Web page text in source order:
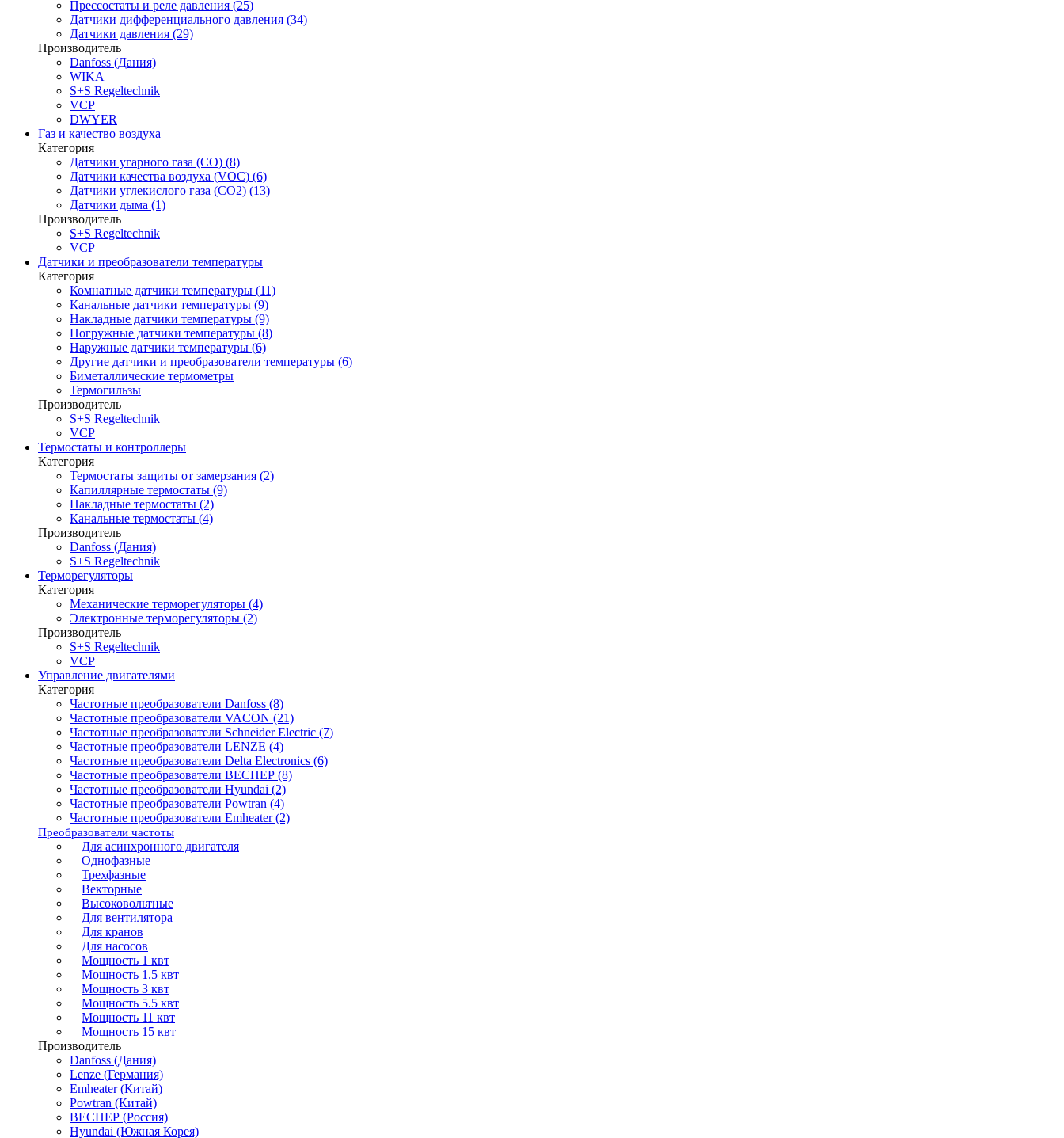
Прессостаты и реле давления (25)
Датчики дифференциального давления (34)
Датчики давления (29)
Производитель
Danfoss (Дания)
WIKA
S+S Regeltechnik
VCP
DWYER
Газ и качество воздуха
Категория
Датчики угарного газа (CO) (8)
Датчики качества воздуха (VOC) (6)
Датчики углекислого газа (CO2) (13)
Датчики дыма (1)
Производитель
S+S Regeltechnik
VCP
Датчики и преобразователи температуры
Категория
Комнатные датчики температуры (11)
Канальные датчики температуры (9)
Накладные датчики температуры (9)
Погружные датчики температуры (8)
Наружные датчики температуры (6)
Другие датчики и преобразователи температуры (6)
Биметаллические термометры
Термогильзы
Производитель
S+S Regeltechnik
VCP
Термостаты и контроллеры
Категория
Термостаты защиты от замерзания (2)
Капиллярные термостаты (9)
Накладные термостаты (2)
Канальные термостаты (4)
Производитель
Danfoss (Дания)
S+S Regeltechnik
Терморегуляторы
Категория
Механические терморегуляторы (4)
Электронные терморегуляторы (2)
Производитель
S+S Regeltechnik
VCP
Управление двигателями
Категория
Частотные преобразователи Danfoss (8)
Частотные преобразователи VACON (21)
Частотные преобразователи Schneider Electric (7)
Частотные преобразователи LENZE (4)
Частотные преобразователи Delta Electronics (6)
Частотные преобразователи ВЕСПЕР (8)
Частотные преобразователи Hyundai (2)
Частотные преобразователи Powtran (4)
Частотные преобразователи Emheater (2)
Преобразователи частоты
Для асинхронного двигателя
Однофазные
Трехфазные
Векторные
Высоковольтные
Для вентилятора
Для кранов
Для насосов
Мощность 1 квт
Мощность 1.5 квт
Мощность 3 квт
Мощность 5.5 квт
Мощность 11 квт
Мощность 15 квт
Производитель
Danfoss (Дания)
Lenze (Германия)
Emheater (Китай)
Powtran (Китай)
ВЕСПЕР (Россия)
Hyundai (Южная Корея)